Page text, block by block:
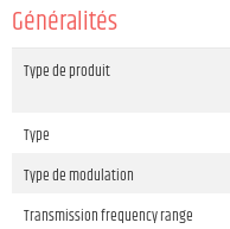
Généralités
Type de produit
Type
Type de modulation
Transmission frequency range